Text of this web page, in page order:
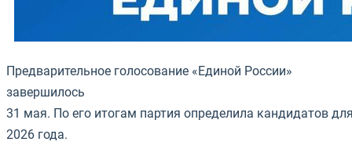
Предварительное голосование «Единой России»
завершилось
31 мая. По его итогам партия определила кандидатов
2026 года.